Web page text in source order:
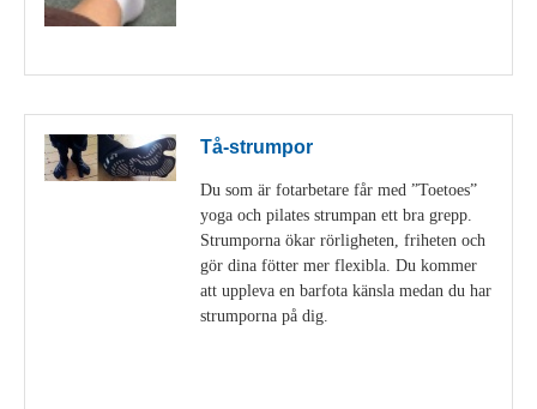
Tå-strumpor
Du som är fotarbetare får med ”Toetoes”
yoga och pilates strumpan ett bra grepp.
Strumporna ökar rörligheten, friheten och
gör dina fötter mer flexibla. Du kommer
att uppleva en barfota känsla medan du har
strumporna på dig.